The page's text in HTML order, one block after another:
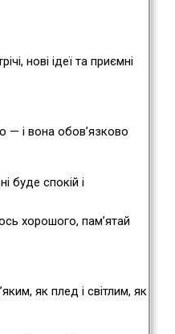
нові ідеї та приємні
— і вона обов’язково
буде спокій і
хорошого, пам’ятай
як плед і світлим, як